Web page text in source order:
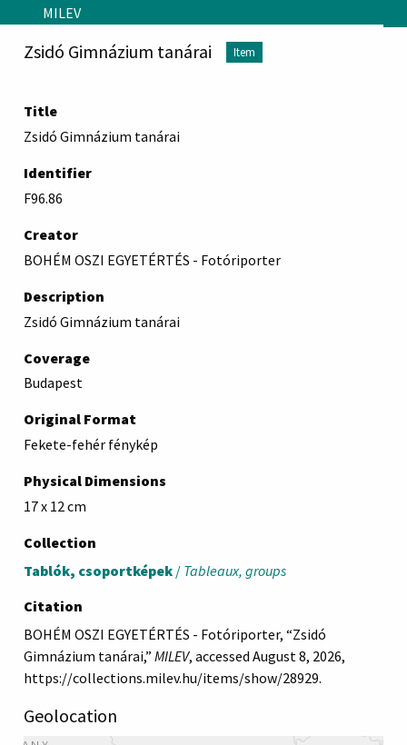
Skip to main content
MILEV
Zsidó Gimnázium tanárai Item
Title
Zsidó Gimnázium tanárai
Identifier
F96.86
Creator
BOHÉM OSZI EGYETÉRTÉS - Fotóriporter
Description
Zsidó Gimnázium tanárai
Coverage
Budapest
Original Format
Fekete-fehér fénykép
Physical Dimensions
17 x 12 cm
Collection
Tablók, csoportképek / Tableaux, groups
Citation
BOHÉM OSZI EGYETÉRTÉS - Fotóriporter, “Zsidó
Gimnázium tanárai,” MILEV, accessed August 8, 2026,
https://collections.milev.hu/items/show/28929.
Geolocation